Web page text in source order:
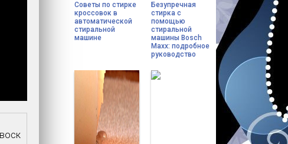
Советы по стирке
кроссовок в
автоматической
стиральной
машине
Безупречная
стирка с
помощью
стиральной
машины Bosch
Maxx: подробное
руководство